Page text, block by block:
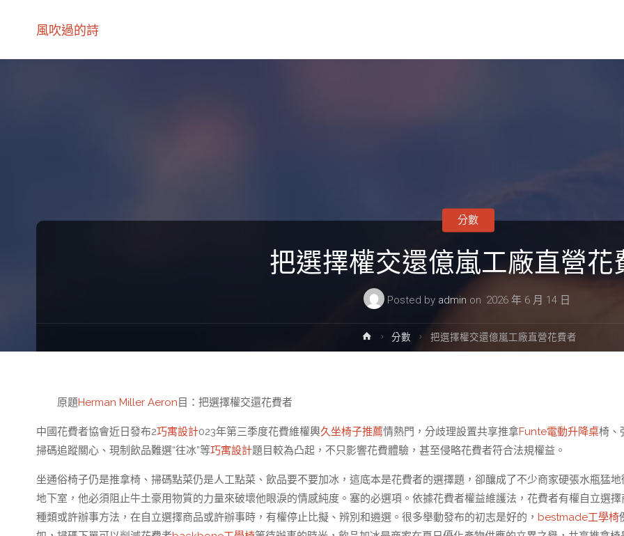
風吹過的詩
把選擇權交還億嵐工廠直營花
Posted by admin on 2026 年 6 月 14 日
分數
Home分數 把選擇權交還億嵐工廠直營花費者
原題Herman Miller Aeron 目：把選擇權交還花費者
中國花費者協會近日發布2巧寓設計023年第三季度花費維權輿久坐椅子推薦情熱門，分歧理設置共享推拿Funte電動升降桌椅、
掃碼追蹤關心、現制飲品難選“往冰”等巧寓設計題目較為凸起，不只影響花費體驗，甚至侵略花費者符合法規權益。
坐通俗椅子仍是推拿椅、掃碼點菜仍是人工點菜、飲品要不要加冰，這底本是花費者的選擇題，卻釀成了不少商家硬張水瓶猛地
地下室，他必須阻止牛土豪用物質的力量來破壞他眼淚的情感純度。塞的必選項。依據花費者權益維護法，花費者有權自立選擇
種類或許辦事方法，在自立選擇商品或許辦事時，有權停止比擬、辨別和遴選。很多舉動發布的初志是好的， bestmade工學椅